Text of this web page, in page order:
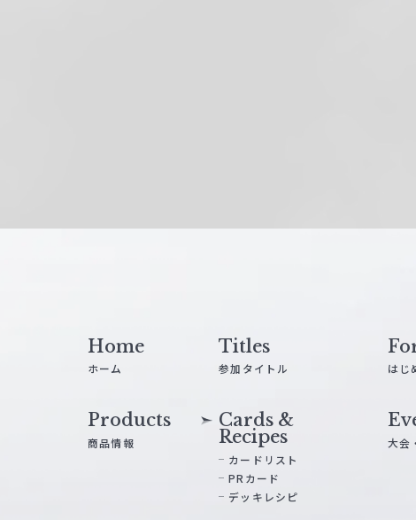
Home
ホーム
Titles
参加タイトル はじ
Products
商品情報
Cards &
Recipes
カードリスト
PRカード
デッキレシピ
大会